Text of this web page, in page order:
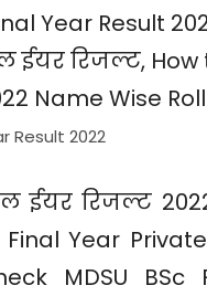
Result 2022
रिजल्ट
Final Year
MDSU